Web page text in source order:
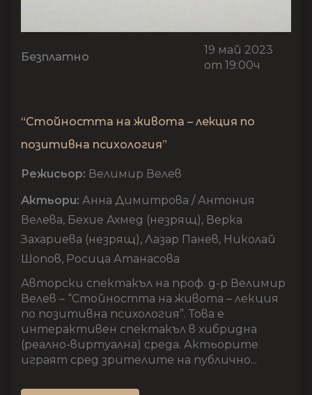
Безплатно
19 май 2023
от 19:00ч
“Стойността на живота – лекция по
позитивна психология”
Режисьор: Велимир Велев
Актьори: Анна Димитрова / Антония
Велева, Бехие Ахмед (незрящ), Верка
Захариева (незрящ), Лазар Панев, Николай
Шопов, Росица Атанасова
Авторски спектакъл на проф. д-р Велимир
Велев – “Стойността на живота – лекция
по позитивна психология”. Това е
интерактивен спектакъл в хибридна
(реално-виртуална) среда. Актьорите
играят сред зрителите на публично...